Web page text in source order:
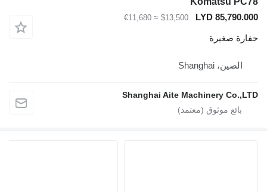
LYD
$13,500
≈ €11,680
صغيرة
الصين، Shanghai
Shanghai Aite Machinery